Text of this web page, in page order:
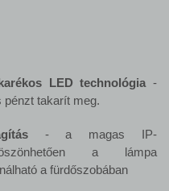
LED technológia -
pénzt takarít meg.
- a magas IP-
a lámpa
a fürdőszobában